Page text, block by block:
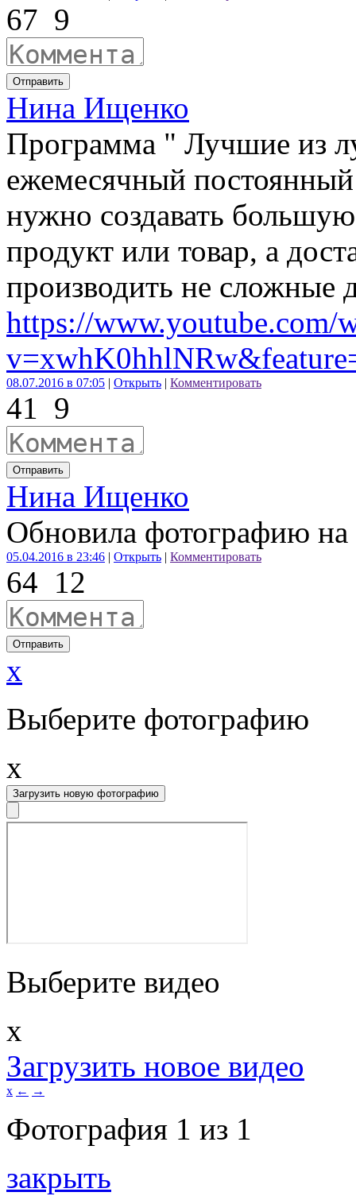
67 9
Отправить
Нина Ищенко
Программа " Лучшие из
ежемесячный
нужно создавать большую
продукт или товар, а
производить не сложные
https://www.youtube.com/
08.07.2016 в 07:05 | Открыть | Комментировать
41 9
Отправить
Нина Ищенко
Обновила фотографию на
05.04.2016 в 23:46 | Открыть | Комментировать
64 12
Отправить
x
Выберите фотографию
x
Загрузить новую фотографию
Выберите видео
x
Загрузить новое видео
x ← →
Фотография 1 из 1
закрыть